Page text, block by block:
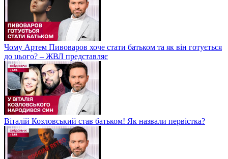
Чому Артем Пивоваров хоче стати батьком та як він готується
до цього? – ЖВЛ представляє
Віталій Козловський став батьком! Як назвали первістка?